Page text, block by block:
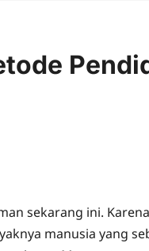
sekarang ini.
manusia yang